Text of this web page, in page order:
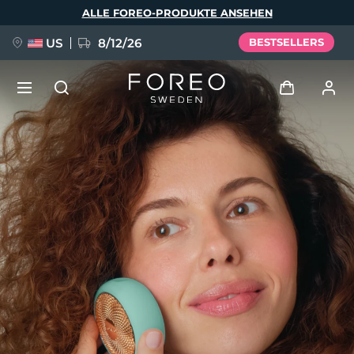
ALLE FOREO-PRODUKTE ANSEHEN
US 8/12/26 BESTSELLERS
Anmelden
Benutzerkonto
Meine Geräte
Meine Bestellungen
Meine Adressen
Meine Abonnements
NEU
FAQ™ Pure Beauty-Tech Elixir
BREAKING NEWS
issa™ Teeth Whitening Set
Sprache
English Deutsch
Español
Français
Italiano
Português
Polski
Svenska
Русский
Türkçe
简体中文 繁體中文